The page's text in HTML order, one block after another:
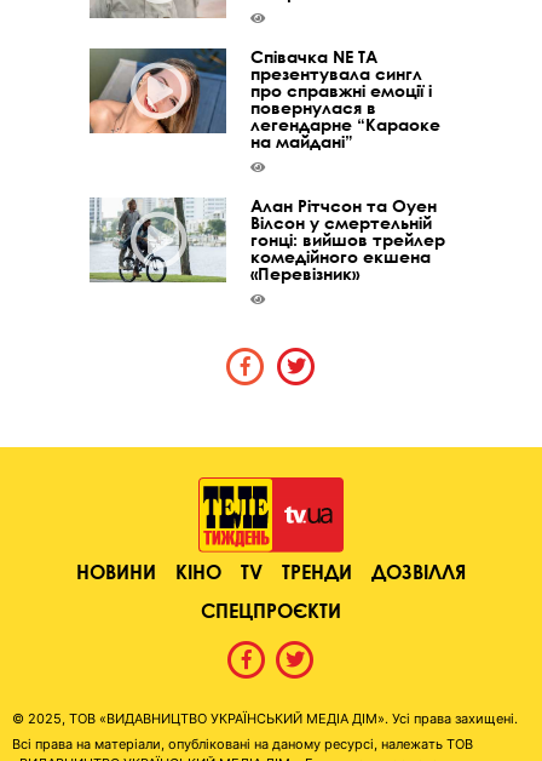
Співачка NE TA
презентувала сингл
про справжні емоції і
повернулася в
легендарне “Караоке
на майдані”
Алан Рітчсон та Оуен
Вілсон у смертельній
гонці: вийшов трейлер
комедійного екшена
«Перевізник»
НОВИНИ КІНО TV ТРЕНДИ
ДОЗВІЛЛЯ
СПЕЦПРОЄКТИ
© 2025, ТОВ «ВИДАВНИЦТВО УКРАЇНСЬКИЙ МЕДІА ДІМ». Усі права захищені.
Всі права на матеріали, опубліковані на даному ресурсі, належать ТОВ